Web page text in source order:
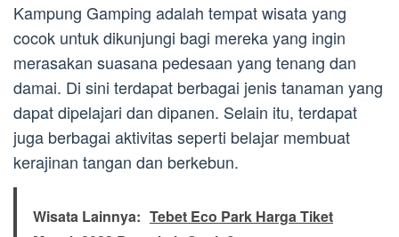
Kampung Gamping adalah tempat wisata yang
cocok untuk dikunjungi bagi mereka yang ingin
merasakan suasana pedesaan yang tenang dan
damai. Di sini terdapat berbagai jenis tanaman yang
dapat dipelajari dan dipanen. Selain itu, terdapat
juga berbagai aktivitas seperti belajar membuat
kerajinan tangan dan berkebun.
Wisata Lainnya: Tebet Eco Park Harga Tiket